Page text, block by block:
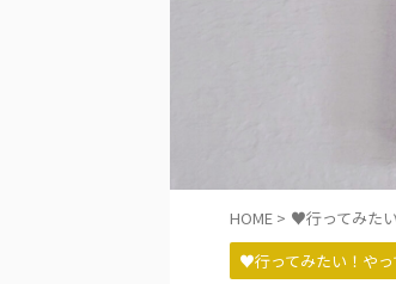
HOME > ♥行ってみた
♥行ってみたい！やっ